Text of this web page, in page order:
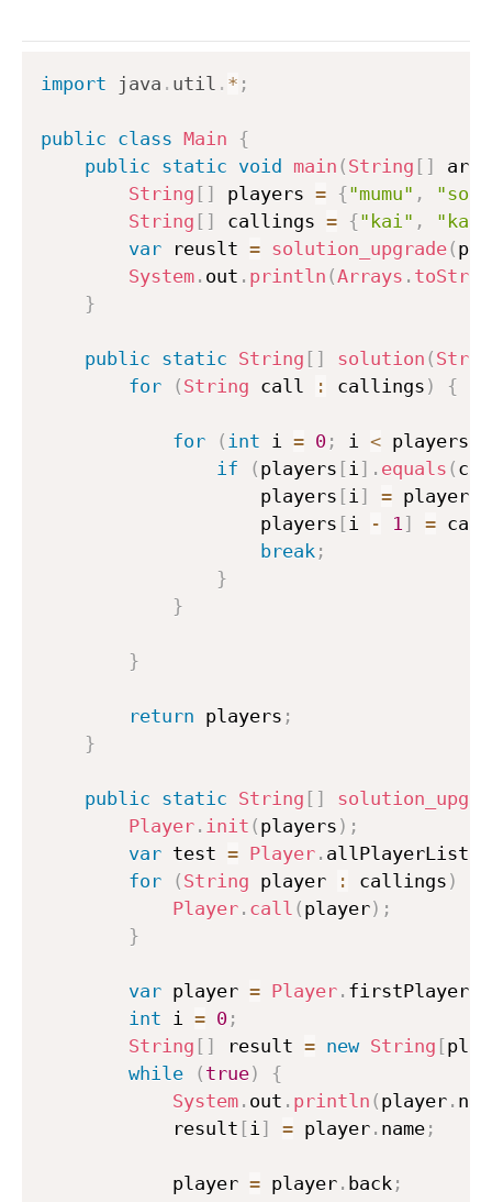
import java . util . * ;
public class Main
{
public static void main ( String [ ] args
String [ ] players = {"mumu" , "soe"
String [ ] callings = {"kai" , "kai"
var reuslt = solution_upgrade(
System . out . println (Arrays .
}
public static String [ ] solution (
for
( String call : callings ) {
for ( int i = 0 ; i < players
if
( players [ i ] . equals (
                    players
[ i ] = players
                    players
[ i - 1 ] = call
break ;
}
}
}
return players ;
}
public static String [ ]
Player . init ( players ) ;
var test = Player . allPlayerList
for
( String player : callings )
Player . call ( player) ;
}
var player = Player . firstPlayer
int i = 0 ;
String [ ] result = new String [
while
( true)
{
System . out . println ( player .
            result
[ i ] = player . name ;
            player
= player . back ;